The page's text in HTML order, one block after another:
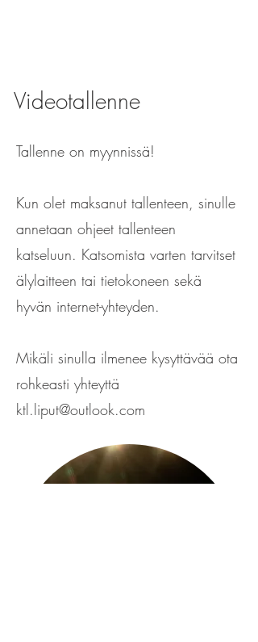
Videotallenne
Tallenne on myynnissä!
Kun olet maksanut tallenteen, sinulle
annetaan ohjeet tallenteen
katseluun. Katsomista varten tarvitset
älylaitteen tai tietokoneen sekä
hyvän internet-yhteyden.
Mikäli sinulla ilmenee kysyttävää ota
rohkeasti yhteyttä
ktl.liput@outlook.com